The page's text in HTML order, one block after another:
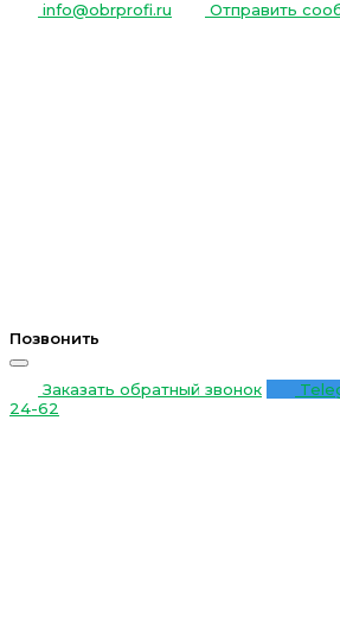
info@obrprofi.ru Отправить
Позвонить
Заказать обратный звонок
24-62